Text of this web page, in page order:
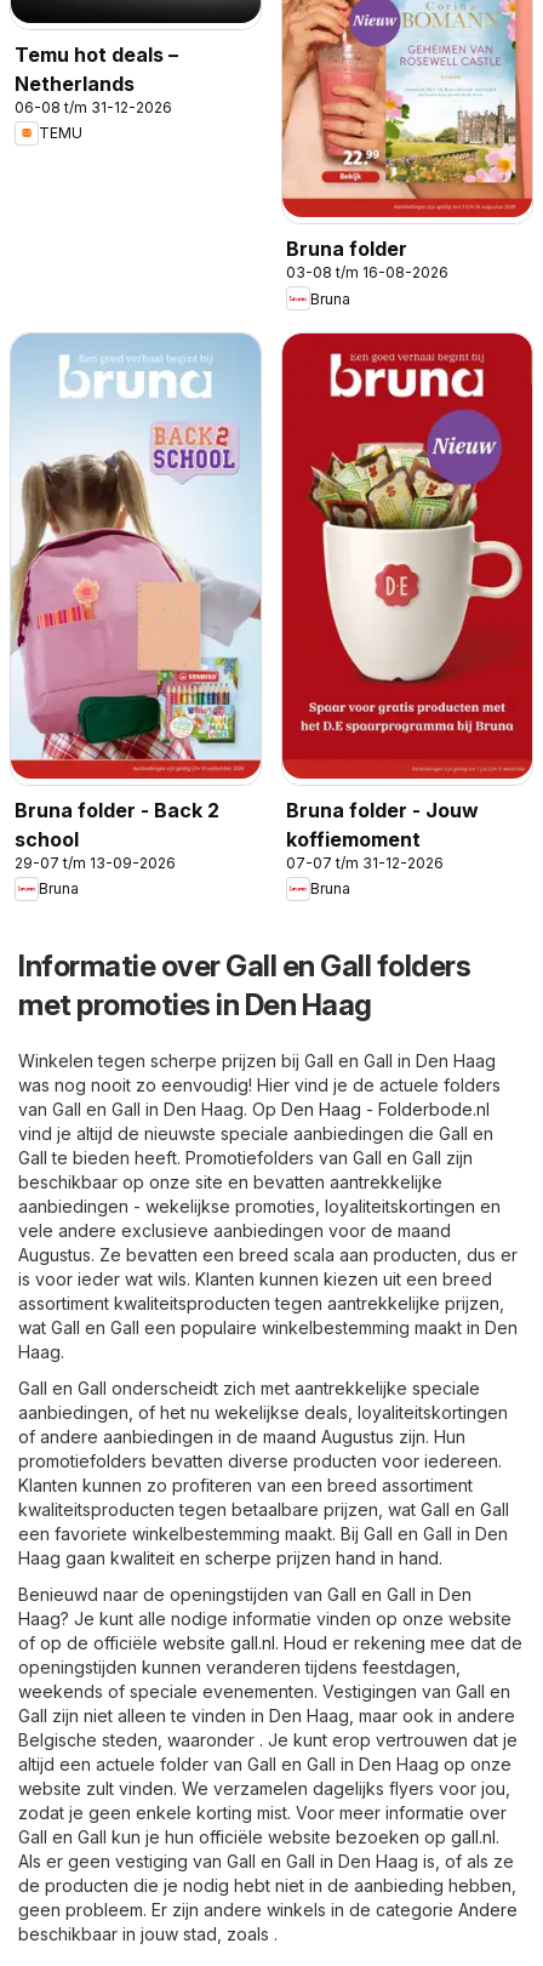
Temu hot deals –
Netherlands
06-08 t/m 31-12-2026
TEMU
Bruna folder
03-08 t/m 16-08-2026
Bruna
Bruna folder - Back 2
school
29-07 t/m 13-09-2026
Bruna
Bruna folder - Jouw
koffiemoment
07-07 t/m 31-12-2026
Bruna
Informatie over Gall en Gall folders
met promoties in Den Haag
Winkelen tegen scherpe prijzen bij Gall en Gall in Den Haag
was nog nooit zo eenvoudig! Hier vind je de actuele folders
van Gall en Gall in Den Haag. Op Den Haag - Folderbode.nl
vind je altijd de nieuwste speciale aanbiedingen die Gall en
Gall te bieden heeft. Promotiefolders van Gall en Gall zijn
beschikbaar op onze site en bevatten aantrekkelijke
aanbiedingen - wekelijkse promoties, loyaliteitskortingen en
vele andere exclusieve aanbiedingen voor de maand
Augustus. Ze bevatten een breed scala aan producten, dus er
is voor ieder wat wils. Klanten kunnen kiezen uit een breed
assortiment kwaliteitsproducten tegen aantrekkelijke prijzen,
wat Gall en Gall een populaire winkelbestemming maakt in Den
Haag.
Gall en Gall onderscheidt zich met aantrekkelijke speciale
aanbiedingen, of het nu wekelijkse deals, loyaliteitskortingen
of andere aanbiedingen in de maand Augustus zijn. Hun
promotiefolders bevatten diverse producten voor iedereen.
Klanten kunnen zo profiteren van een breed assortiment
kwaliteitsproducten tegen betaalbare prijzen, wat Gall en Gall
een favoriete winkelbestemming maakt. Bij Gall en Gall in Den
Haag gaan kwaliteit en scherpe prijzen hand in hand.
Benieuwd naar de openingstijden van Gall en Gall in Den
Haag? Je kunt alle nodige informatie vinden op onze website
of op de officiële website gall.nl. Houd er rekening mee dat de
openingstijden kunnen veranderen tijdens feestdagen,
weekends of speciale evenementen. Vestigingen van Gall en
Gall zijn niet alleen te vinden in Den Haag, maar ook in andere
Belgische steden, waaronder . Je kunt erop vertrouwen dat je
altijd een actuele folder van Gall en Gall in Den Haag op onze
website zult vinden. We verzamelen dagelijks flyers voor jou,
zodat je geen enkele korting mist. Voor meer informatie over
Gall en Gall kun je hun officiële website bezoeken op gall.nl.
Als er geen vestiging van Gall en Gall in Den Haag is, of als ze
de producten die je nodig hebt niet in de aanbieding hebben,
geen probleem. Er zijn andere winkels in de categorie Andere
beschikbaar in jouw stad, zoals .